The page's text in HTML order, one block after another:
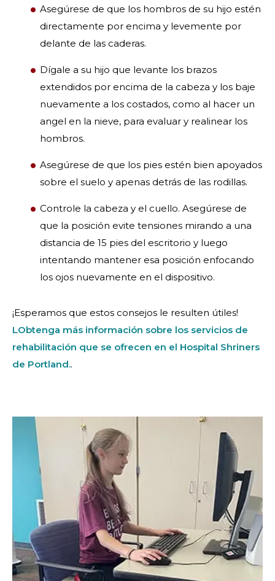
Asegúrese de que los hombros de su hijo estén
directamente por encima y levemente por
delante de las caderas.
Dígale a su hijo que levante los brazos
extendidos por encima de la cabeza y los baje
nuevamente a los costados, como al hacer un
angel en la nieve, para evaluar y realinear los
hombros.
Asegúrese de que los pies estén bien apoyados
sobre el suelo y apenas detrás de las rodillas.
Controle la cabeza y el cuello. Asegúrese de
que la posición evite tensiones mirando a una
distancia de 15 pies del escritorio y luego
intentando mantener esa posición enfocando
los ojos nuevamente en el dispositivo.
¡Esperamos que estos consejos le resulten útiles!
LObtenga más información sobre los servicios de
rehabilitación que se ofrecen en el Hospital Shriners
de Portland..